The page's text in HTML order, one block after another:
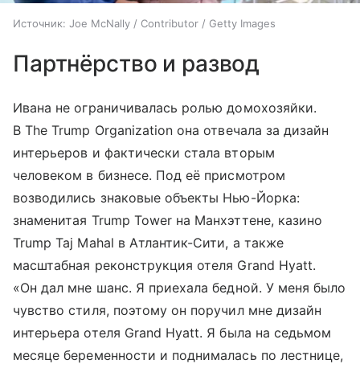
Источник: Joe McNally / Contributor / Getty Images
Партнёрство и развод
Ивана не ограничивалась ролью домохозяйки.
В The Trump Organization она отвечала за дизайн
интерьеров и фактически стала вторым
человеком в бизнесе. Под её присмотром
возводились знаковые объекты Нью-Йорка:
знаменитая Trump Tower на Манхэттене, казино
Trump Taj Mahal в Атлантик-Сити, а также
масштабная реконструкция отеля Grand Hyatt.
«Он дал мне шанс. Я приехала бедной. У меня было
чувство стиля, поэтому он поручил мне дизайн
интерьера отеля Grand Hyatt. Я была на седьмом
месяце беременности и поднималась по лестнице,